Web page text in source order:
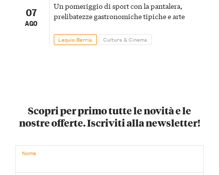
07
AGO
Un pomeriggio di sport con la pantalera,
prelibatezze gastronomiche tipiche e arte
Lequio Berria Cultura & Cinema
Scopri per primo tutte le novità e le
nostre offerte. Iscriviti alla newsletter!
Nome